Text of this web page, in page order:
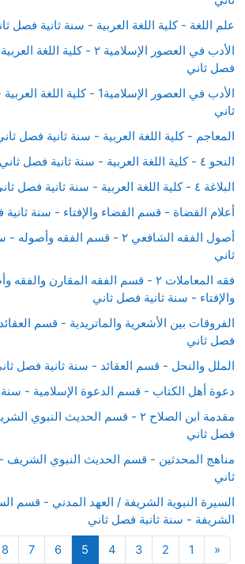
علم اللغة - كلية اللغة العربية - سنة ثانية فصل
الأدب في العصور الإسلامية ٢ - كلية
فصل ثاني
الأدب في العصور الإسلامية1 -
ثاني
المعاجم - كلية اللغة العربية - سنة ثانية فصل
النحو ٤ - كلية اللغة العربية - سنة ثانية فصل ثاني
البلاغة ٤ - كلية اللغة العربية - سنة ثانية فصل ثاني
أعلام القضاة - قسم القضاء والإفتاء - سنة
أصول الفقه الشافعي ٢ - قسم الفقه
ثاني
فقه المعاملات ٢ - قسم الفقه المقارن
والإفتاء - سنة ثانية فصل ثاني
الفروقات بين الأشعرية والماتريدية - قسم
فصل ثاني
الملل والنحل - قسم العقائد - سنة ثانية فصل
دعوة أهل الكتاب - قسم الدعوة الإسلامية - سنة
مقدمة ابن الصلاح ٢ - قسم الحديث
فصل ثاني
مناهج المحدثين - قسم الحديث النبوي الشريف
ثاني
السيرة النبوية الشريفة / العهد المدني - قسم
الشريفة - سنة ثانية فصل ثاني
« الصفحة السابقة
1صفحة 1
2 صفحة 2
3 صفحة 3
4صفحة 4
5 صفحة 5
6 صفحة 6
7صفحة 7
8